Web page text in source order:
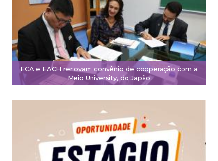
ECA e EACH renovam convênio de cooperação com a
Meio University, do Japão